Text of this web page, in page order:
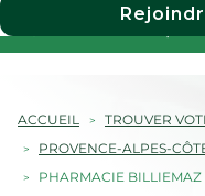
Choisir une
ACCUEIL
TROUVER
PROVENCE-ALPES-
PHARMACIE BILLIEMAZ